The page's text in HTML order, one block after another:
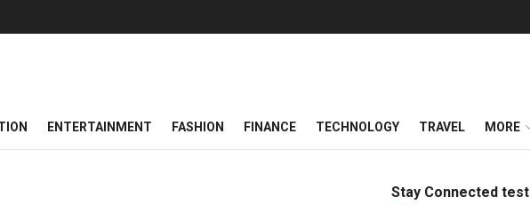
ENTERTAINMENT FASHION FINANCE TECHNOLOGY TRAVEL MORE
Stay Connected test